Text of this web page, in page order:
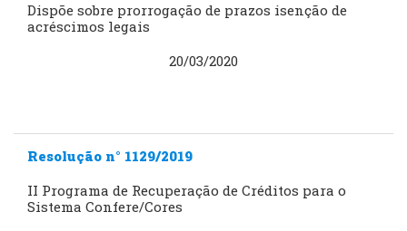
Dispõe sobre prorrogação de prazos isenção de
acréscimos legais
20/03/2020
Resolução n° 1129/2019
II Programa de Recuperação de Créditos para o
Sistema Confere/Cores